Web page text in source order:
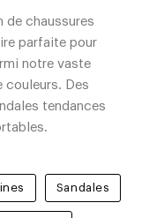
de chaussures
parfaite pour
notre vaste
Des
tendances
Sandales